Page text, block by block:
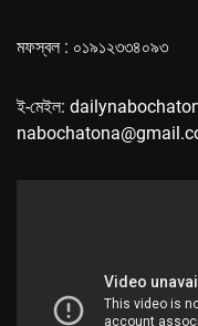
মফস্বল : ০১৯১২৩৩৪০৯৩
ই-মেইল: